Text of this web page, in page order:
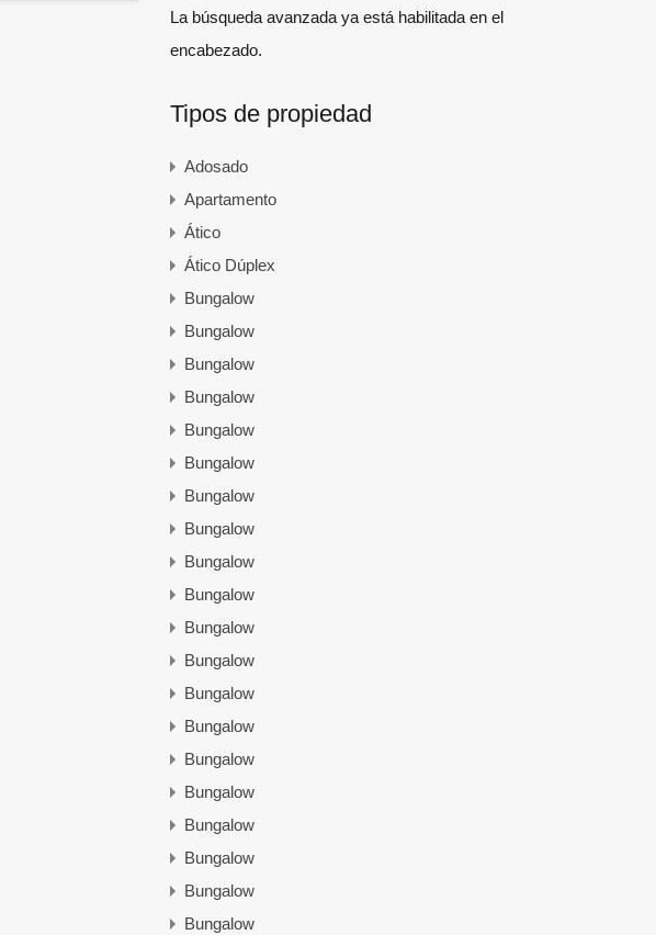
La búsqueda avanzada ya está habilitada en el
encabezado.
Tipos de propiedad
Adosado
Apartamento
Ático
Ático Dúplex
Bungalow
Bungalow
Bungalow
Bungalow
Bungalow
Bungalow
Bungalow
Bungalow
Bungalow
Bungalow
Bungalow
Bungalow
Bungalow
Bungalow
Bungalow
Bungalow
Bungalow
Bungalow
Bungalow
Bungalow